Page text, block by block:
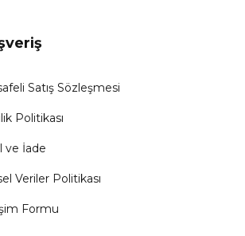
Satış Sözleşmesi
Politikası
ve İade
Veriler Politikası
Formu